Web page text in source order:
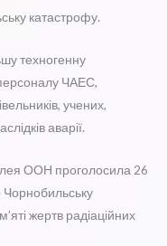
катастрофу.
техногенну
ЧАЕС,
учених,
аварії.
ООН проголосила 26
Чорнобильську
жертв радіаційних